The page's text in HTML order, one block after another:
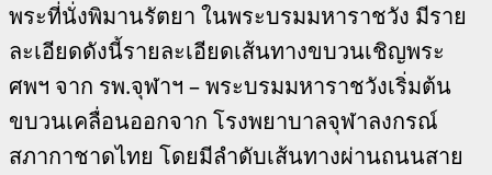
พระที่นั่งพิมานรัตยา ในพระบรมมหาราชวัง มีราย
ละเอียดดังนี้รายละเอียดเส้นทางขบวนเชิญพระ
ศพฯ จาก รพ.จุฬาฯ – พระบรมมหาราชวังเริ่มต้น
ขบวนเคลื่อนออกจาก โรงพยาบาลจุฬาลงกรณ์
สภากาชาดไทย โดยมีลำดับเส้นทางผ่านถนนสาย